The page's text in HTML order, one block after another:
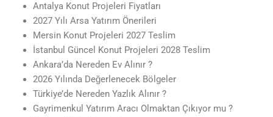
Antalya Konut Projeleri Fiyatları
2027 Yılı Arsa Yatırım Önerileri
Mersin Konut Projeleri 2027 Teslim
İstanbul Güncel Konut Projeleri 2028 Teslim
Ankara’da Nereden Ev Alınır ?
2026 Yılında Değerlenecek Bölgeler
Türkiye’de Nereden Yazlık Alınır ?
Gayrimenkul Yatırım Aracı Olmaktan Çıkıyor mu ?